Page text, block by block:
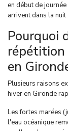
en début de
arrivent dans la
Pourquoi
répétition
en
Plusieurs raisons
hiver en Gironde
Les fortes marées
l'eau océanique